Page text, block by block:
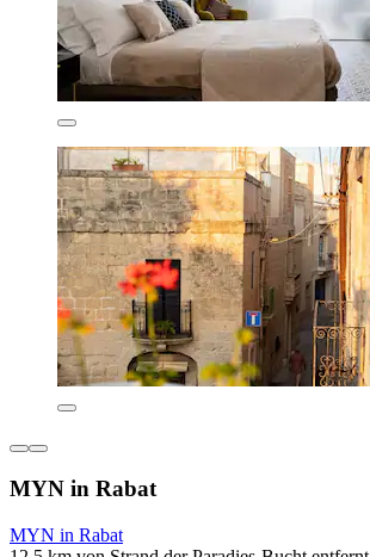
MYN in Rabat
MYN in Rabat